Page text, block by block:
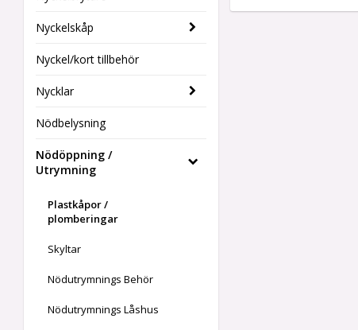
Nyckelskåp
Nyckel/kort tillbehör
Nycklar
Nödbelysning
Nödöppning /
Utrymning
Plastkåpor /
plomberingar
Skyltar
Nödutrymnings Behör
Nödutrymnings Låshus